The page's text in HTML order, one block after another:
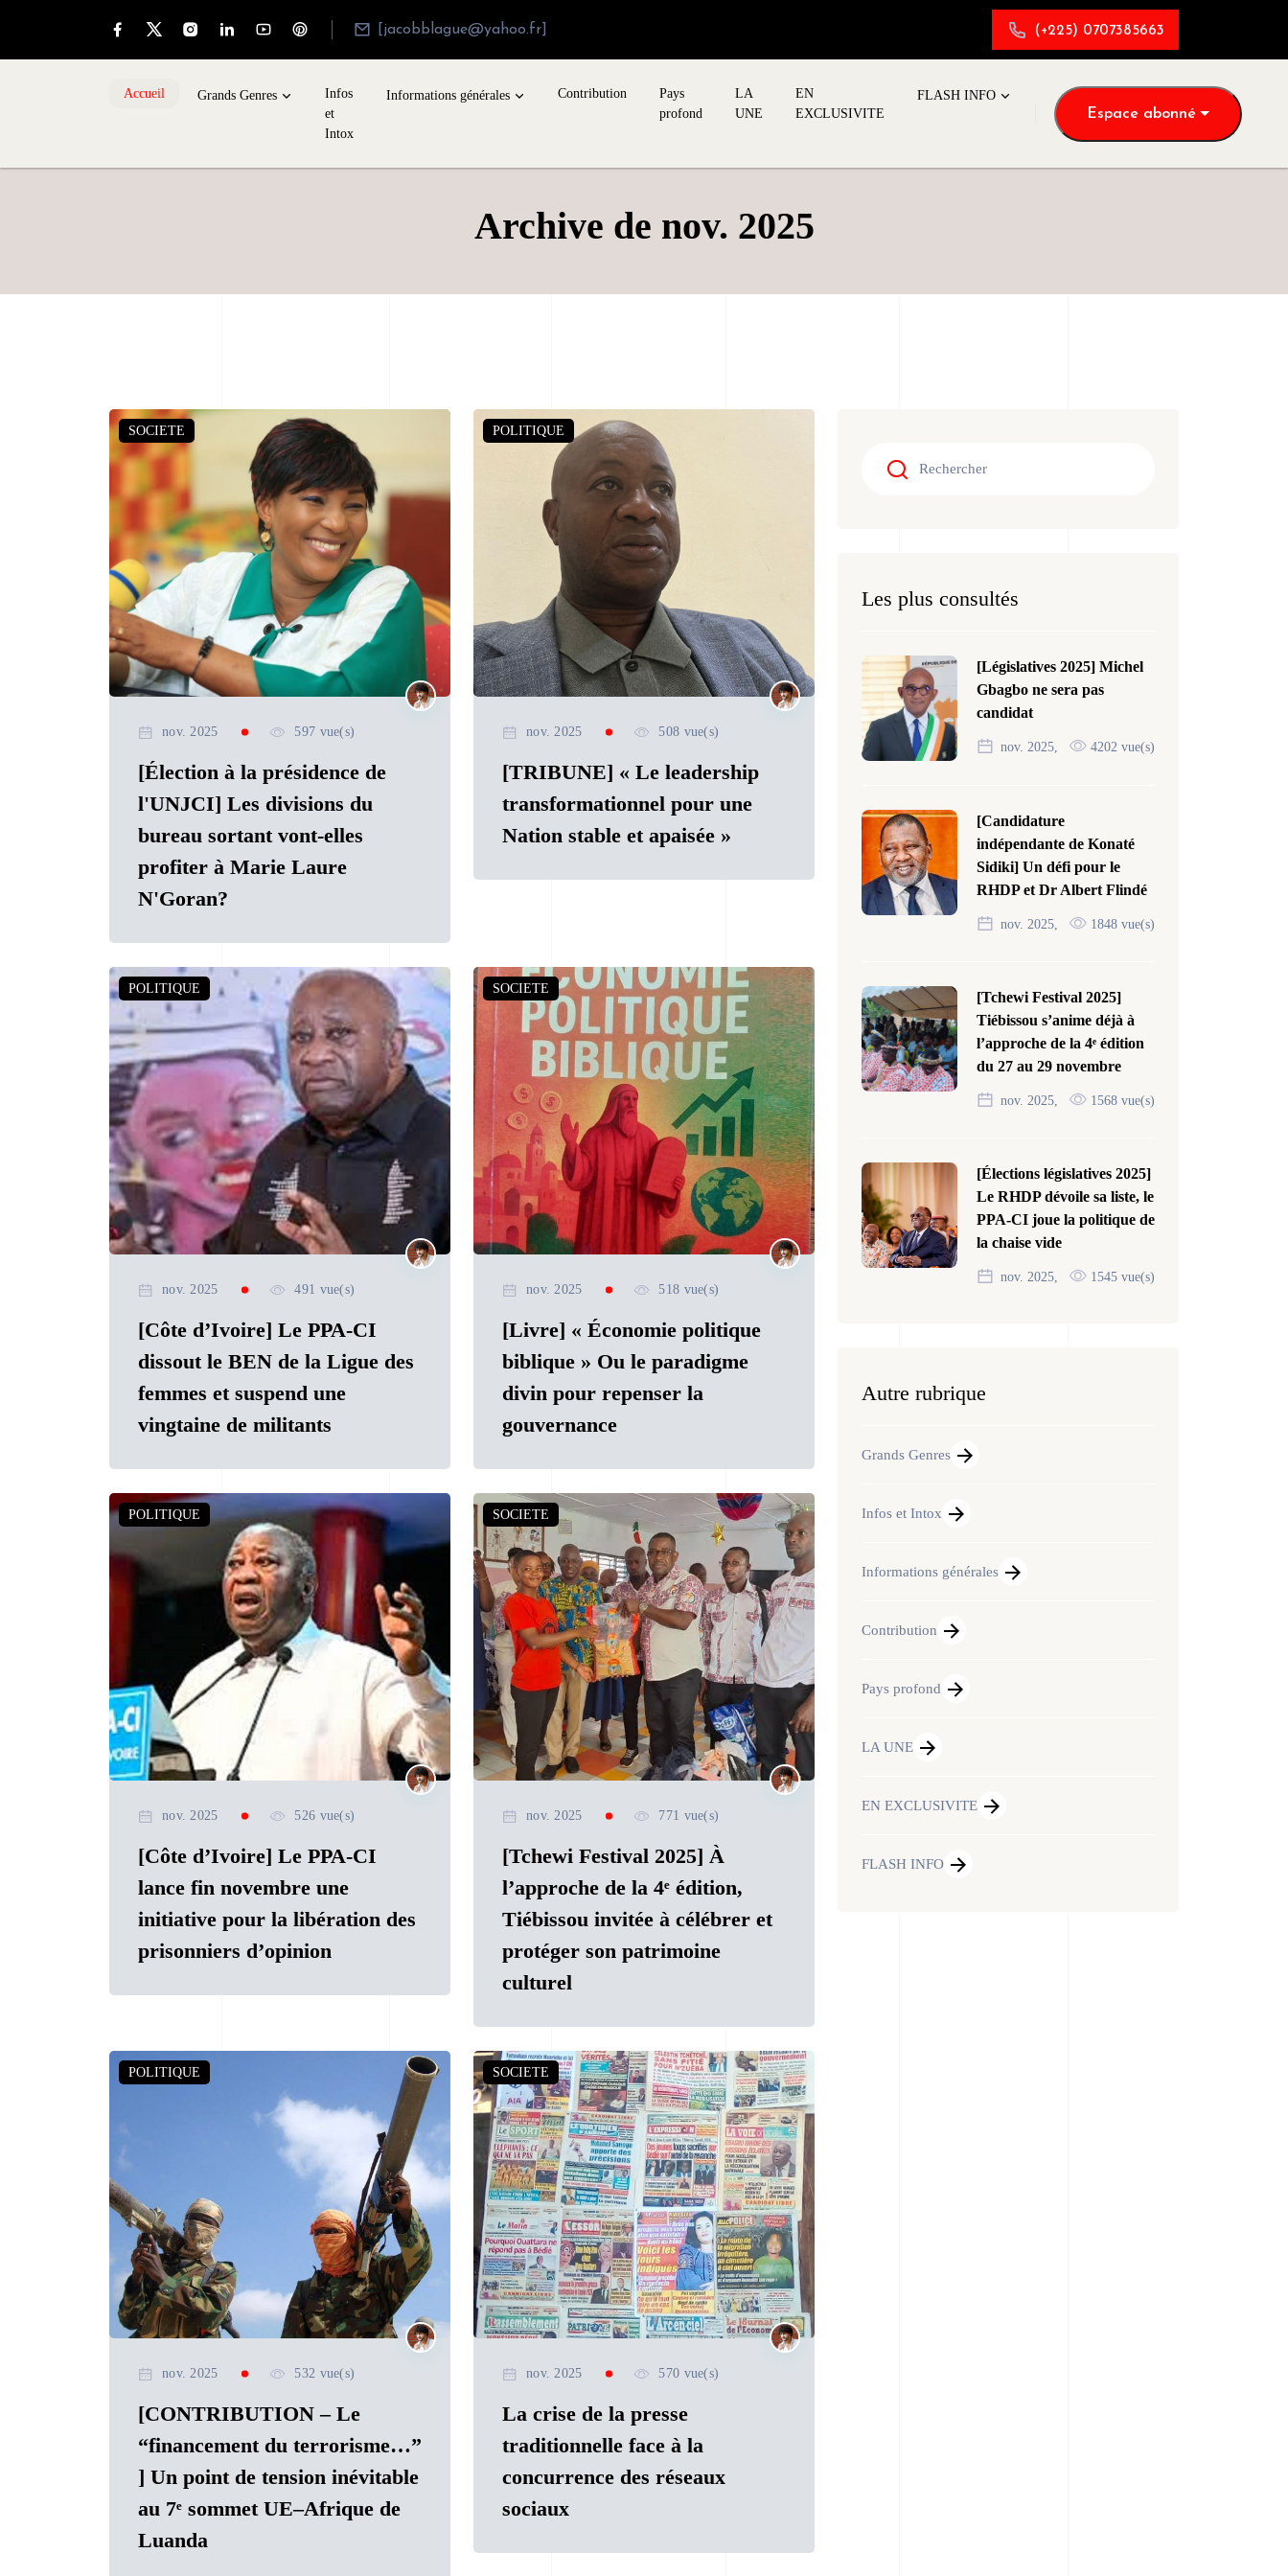
[jacobblague@yahoo.fr] (+225) 0707385663
Accueil Grands Genres
Infos
et
Intox
Informations générales Contribution
Pays
profond
LA
UNE
EN
EXCLUSIVITE
FLASH INFO
Espace abonné
Archive de nov. 2025
SOCIETE
nov. 2025 597 vue(s)
[Élection à la présidence de
l'UNJCI] Les divisions du
bureau sortant vont-elles
profiter à Marie Laure
N'Goran?
POLITIQUE
nov. 2025 508 vue(s)
[TRIBUNE] « Le leadership
transformationnel pour une
Nation stable et apaisée »
POLITIQUE
nov. 2025 491 vue(s)
[Côte d’Ivoire] Le PPA-CI
dissout le BEN de la Ligue des
femmes et suspend une
vingtaine de militants
SOCIETE
nov. 2025 518 vue(s)
[Livre] « Économie politique
biblique » Ou le paradigme
divin pour repenser la
gouvernance
POLITIQUE
nov. 2025 526 vue(s)
[Côte d’Ivoire] Le PPA-CI
lance fin novembre une
initiative pour la libération des
prisonniers d’opinion
SOCIETE
nov. 2025 771 vue(s)
[Tchewi Festival 2025] À
l’approche de la 4ᵉ édition,
Tiébissou invitée à célébrer et
protéger son patrimoine
culturel
POLITIQUE
nov. 2025 532 vue(s)
[CONTRIBUTION – Le
“financement du terrorisme…”
] Un point de tension inévitable
au 7ᵉ sommet UE–Afrique de
Luanda
SOCIETE
nov. 2025 570 vue(s)
La crise de la presse
traditionnelle face à la
concurrence des réseaux
sociaux
Les plus consultés
[Législatives 2025] Michel
Gbagbo ne sera pas
candidat
nov. 2025, 4202 vue(s)
[Candidature
indépendante de Konaté
Sidiki] Un défi pour le
RHDP et Dr Albert Flindé
nov. 2025, 1848 vue(s)
[Tchewi Festival 2025]
Tiébissou s’anime déjà à
l’approche de la 4ᵉ édition
du 27 au 29 novembre
nov. 2025, 1568 vue(s)
[Élections législatives 2025]
Le RHDP dévoile sa liste, le
PPA-CI joue la politique de
la chaise vide
nov. 2025, 1545 vue(s)
Autre rubrique
Grands Genres
Infos et Intox
Informations générales
Contribution
Pays profond
LA UNE
EN EXCLUSIVITE
FLASH INFO